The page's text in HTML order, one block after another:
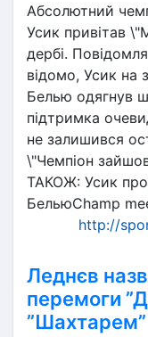
Абсолютний
Усик привітав
дербі.
відомо, Усик на
Белью одягнув
підтримка
не залишився
\"Чемпіон
ТАКОЖ: Усик
БельюChamp
http://
Леднєв
перемоги
”Шахтарем”